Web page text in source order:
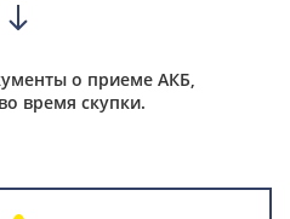
о приеме АКБ,
время скупки.